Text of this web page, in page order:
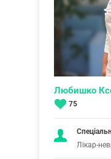
Любишко
75
Лікар-